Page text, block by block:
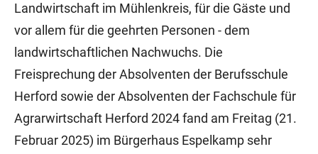
Landwirtschaft im Mühlenkreis, für die Gäste und
vor allem für die geehrten Personen - dem
landwirtschaftlichen Nachwuchs. Die
Freisprechung der Absolventen der Berufsschule
Herford sowie der Absolventen der Fachschule für
Agrarwirtschaft Herford 2024 fand am Freitag (21.
Februar 2025) im Bürgerhaus Espelkamp sehr